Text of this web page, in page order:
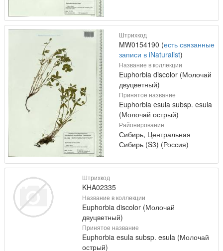
Штрихкод
MW0154190 (есть связанные
записи в iNaturalist)
Название в коллекции
Euphorbia discolor (Молочай
двуцветный)
Принятое название
Euphorbia esula subsp. esula
(Молочай острый)
Районирование
Сибирь, Центральная
Сибирь (S3) (Россия)
Штрихкод
KHA02335
Название в коллекции
Euphorbia discolor (Молочай
двуцветный)
Принятое название
Euphorbia esula subsp. esula (Молочай
острый)